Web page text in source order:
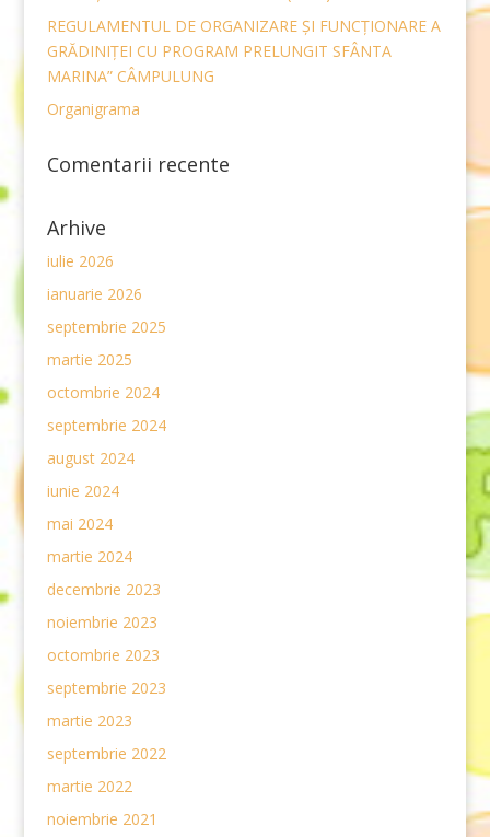
REGULAMENTUL DE ORGANIZARE ȘI FUNCŢIONARE A
GRĂDINIȚEI CU PROGRAM PRELUNGIT SFÂNTA
MARINA” CÂMPULUNG
Organigrama
Comentarii recente
Arhive
iulie 2026
ianuarie 2026
septembrie 2025
martie 2025
octombrie 2024
septembrie 2024
august 2024
iunie 2024
mai 2024
martie 2024
decembrie 2023
noiembrie 2023
octombrie 2023
septembrie 2023
martie 2023
septembrie 2022
martie 2022
noiembrie 2021